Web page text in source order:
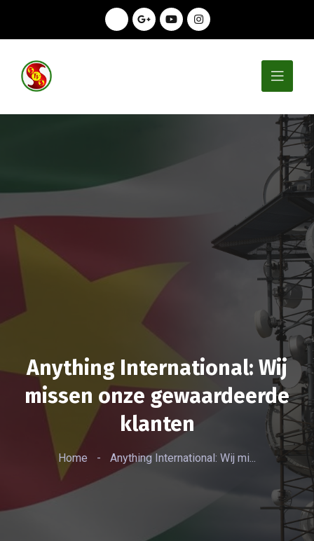
Anything International: Wij
missen onze gewaardeerde
klanten
Home - Anything International: Wij mi...